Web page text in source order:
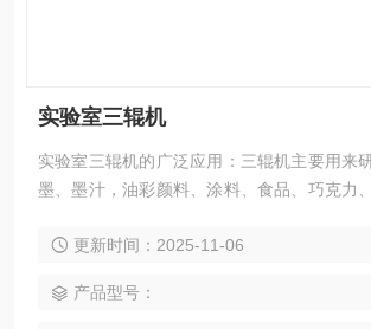
实验室三辊机
实验室三辊机的广泛应用：三辊机主要用来
墨、墨汁，油彩颜料、涂料、食品、巧克力
来，在电缆料，人革塑料，肥皂和铅芯原料
更新时间：2025-11-06
产品型号：